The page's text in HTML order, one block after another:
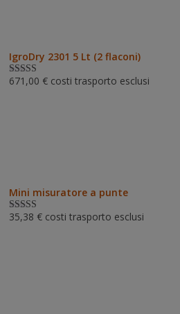
IgroDry 2301 5 Lt (2 flaconi)
Valutato5.00
671,00 € costi trasporto esclusi
Mini misuratore a punte
Valutat
35,38 € costi trasporto esclusi